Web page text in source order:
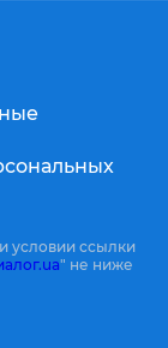
условии ссылки
" не ниже